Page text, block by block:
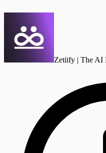
Zetiify | The AI